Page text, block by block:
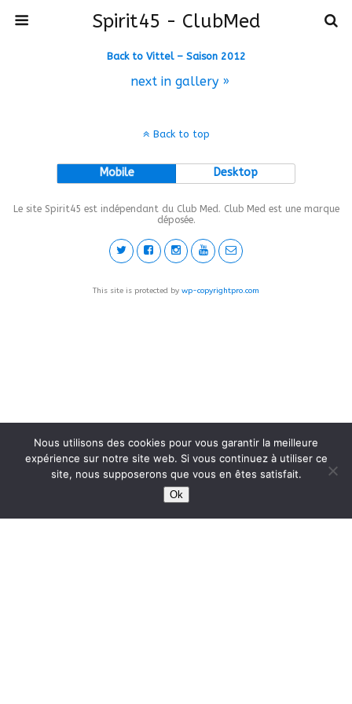
Spirit45 - ClubMed
Back to Vittel – Saison 2012
next in gallery »
Back to top
Mobile Desktop
Le site Spirit45 est indépendant du Club Med. Club Med est une marque
déposée.
This site is protected by wp-copyrightpro.com
Nous utilisons des cookies pour vous garantir la meilleure
expérience sur notre site web. Si vous continuez à utiliser ce
site, nous supposerons que vous en êtes satisfait.
Ok